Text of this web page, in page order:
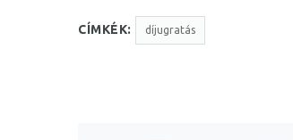
CÍMKÉK: díjugratás